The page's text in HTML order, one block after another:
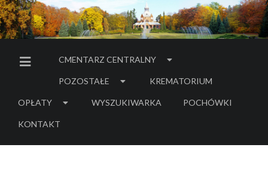
MENU BOCZNE
CMENTARZ CENTRALNY
POZOSTAŁE KREMATORIUM
OPŁATY WYSZUKIWARKA POCHÓWKI
- LINK DO SERWISU
KONTAKT